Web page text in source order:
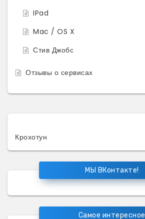
IPad
Mac / OS X
Стив Джобс
Отзывы о сервисах
Крохотун
МЫ ВКонтакте!
Самое интересное